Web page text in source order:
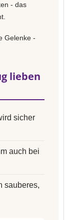
- das
Gelenke -
lieben
sicher
auch bei
sauberes,